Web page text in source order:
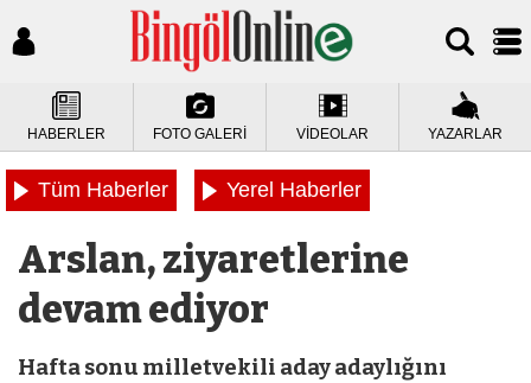
HABERLER FOTO GALERİ VİDEOLAR YAZARLAR
Tüm Haberler Yerel Haberler
Arslan, ziyaretlerine
devam ediyor
Hafta sonu milletvekili aday adaylığını